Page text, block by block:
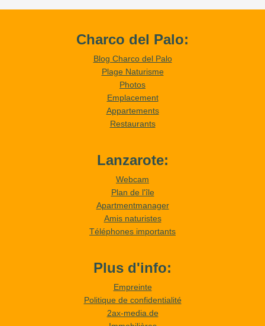
Charco del Palo:
Blog Charco del Palo
Plage Naturisme
Photos
Emplacement
Appartements
Restaurants
Lanzarote:
Webcam
Plan de l'île
Apartmentmanager
Amis naturistes
Téléphones importants
Plus d'info:
Empreinte
Politique de confidentialité
2ax-media.de